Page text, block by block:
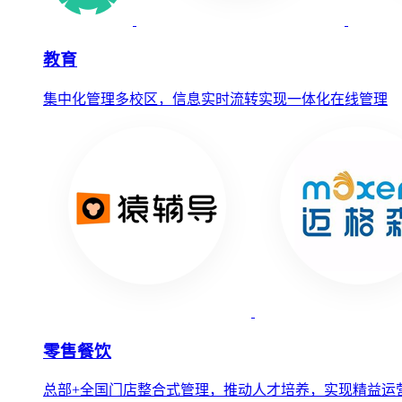
教育
集中化管理多校区，信息实时流转实现一体化在线管理
零售餐饮
总部+全国门店整合式管理，推动人才培养，实现精益运